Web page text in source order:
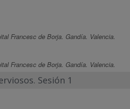
Francesc de Borja. Gandía. Valencia.
Francesc de Borja. Gandía. Valencia.
Sesión 1